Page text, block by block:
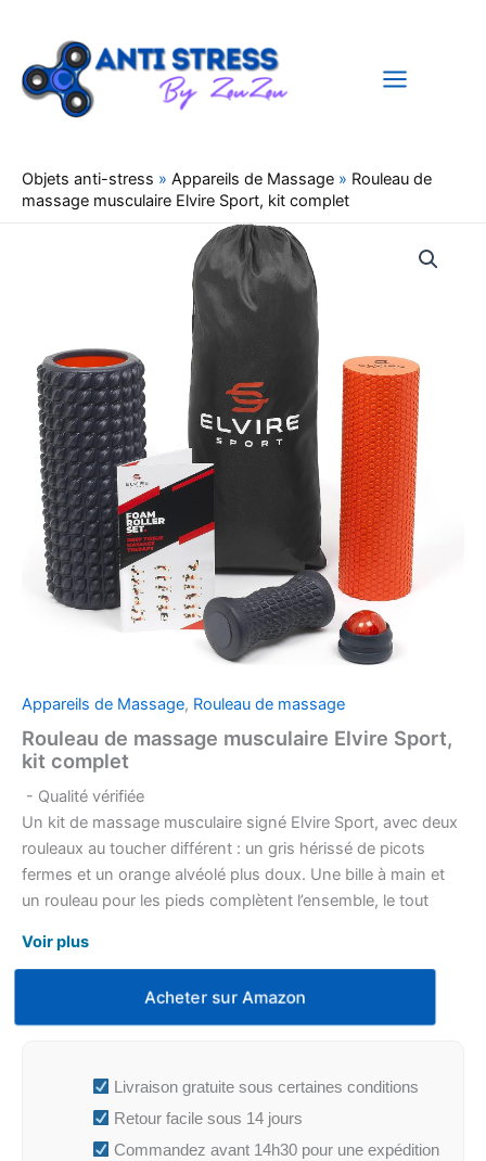
contenu
Objets anti-stress » Appareils de Massage » Rouleau de
massage musculaire Elvire Sport, kit complet
Appareils de Massage, Rouleau de massage
Rouleau de massage musculaire Elvire Sport,
kit complet
- Qualité vérifiée
Un kit de massage musculaire signé Elvire Sport, avec deux
rouleaux au toucher différent : un gris hérissé de picots
fermes et un orange alvéolé plus doux. Une bille à main et
un rouleau pour les pieds complètent l’ensemble, le tout
d’exercices.
Voir plus
Acheter sur Amazon
Livraison gratuite sous certaines conditions
Retour facile sous 14 jours
Commandez avant 14h30 pour une expédition